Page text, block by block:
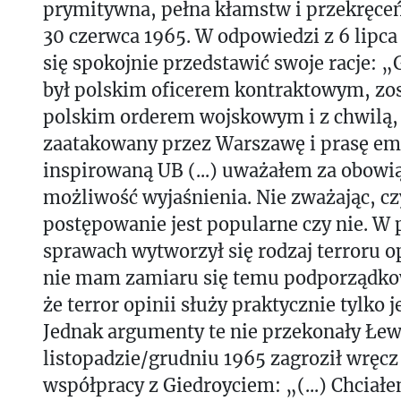
prymitywna, pełna kłamstw i
30 czerwca 1965. W odpowiedzi z 6
się spokojnie przedstawić swoje racje:
był polskim oficerem kontraktowym,
polskim orderem wojskowym i z chwilą,
zaatakowany przez Warszawę i prasę
inspirowaną UB (...) uważałem za
możliwość wyjaśnienia. Nie zważając,
postępowanie jest popularne czy nie. W
sprawach wytworzył się rodzaj terroru
nie mam zamiaru się temu
że terror opinii służy praktycznie tylko
Jednak argumenty te nie przekonały
listopadzie/grudniu 1965 zagroził
współpracy z Giedroyciem: „(...)